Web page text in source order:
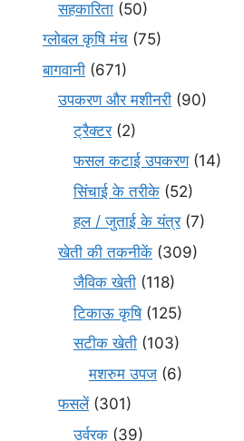
सहकारिता (50)
ग्लोबल कृषि मंच (75)
बागवानी (671)
उपकरण और मशीनरी (90)
ट्रैक्टर(2)
फसल कटाई उपकरण(14)
सिंचाई के तरीके (52)
हल / जुताई के यंत्र(7)
खेती की तकनीकें (309)
जैविक खेती (118)
टिकाऊ कृषि(125)
सटीक खेती (103)
मशरुम उपज (6)
फसलें(301)
उर्वरक (39)